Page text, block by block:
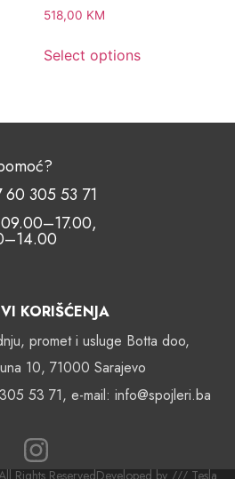
518,00 KM
Select options
KORIŠĆENJA
promet i usluge Botta doo,
10, 71000 Sarajevo
53 71, e-mail: info@spojleri.ba
60 305 53 71